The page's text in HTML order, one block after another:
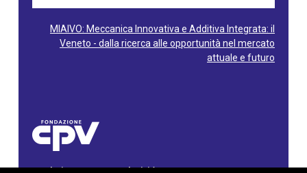
MIAIVO: Meccanica Innovativa e Additiva Integrata: il
Veneto - dalla ricerca alle opportunità nel mercato
attuale e futuro